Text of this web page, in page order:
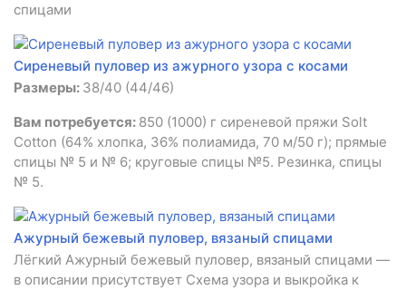
спицами
Сиреневый пуловер из ажурного узора с косами
Размеры: 38/40 (44/46)
Вам потребуется: 850 (1000) г сиреневой пряжи Solt
Cotton (64% хлопка, 36% полиамида, 70 м/50 г); прямые
спицы № 5 и № 6; круговые спицы №5. Резинка, спицы
№ 5.
Ажурный бежевый пуловер, вязаный спицами
Лёгкий Ажурный бежевый пуловер, вязаный спицами —
в описании присутствует Схема узора и выкройка к